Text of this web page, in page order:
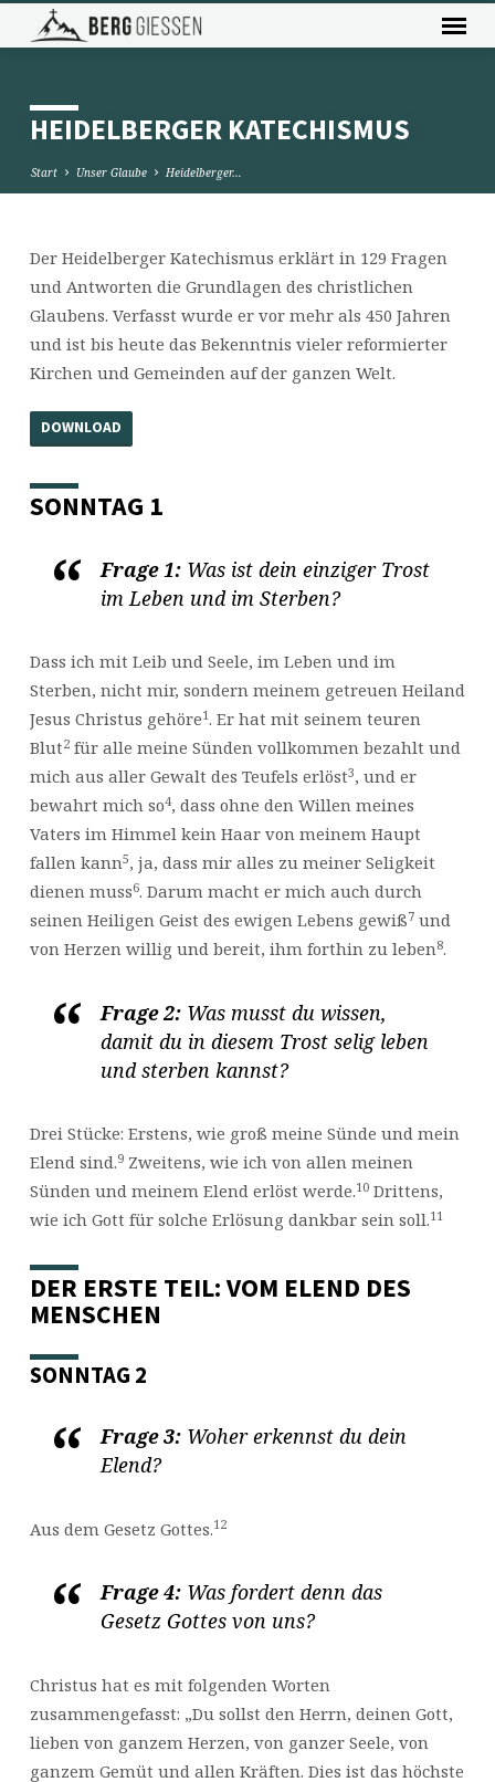
HEIDELBERGER KATECHISMUS
Start Unser Glaube Heidelberger…
HEIDELBERGER
KATECHISMUS
Der Heidelberger Katechismus erklärt in 129 Fragen
und Antworten die Grundlagen des christlichen
Glaubens. Verfasst wurde er vor mehr als 450 Jahren
und ist bis heute das Bekenntnis vieler reformierter
Kirchen und Gemeinden auf der ganzen Welt.
DOWNLOAD
SONNTAG 1
Frage 1:Was ist dein einziger Trost
im Leben und im Sterben?
Dass ich mit Leib und Seele, im Leben und im
Sterben, nicht mir, sondern meinem getreuen Heiland
Jesus Christus gehöre1. Er hat mit seinem teuren
Blut2für alle meine Sünden vollkommen bezahlt und
mich aus aller Gewalt des Teufels erlöst3, und er
bewahrt mich so4, dass ohne den Willen meines
Vaters im Himmel kein Haar von meinem Haupt
fallen kann5, ja, dass mir alles zu meiner Seligkeit
dienen muss6. Darum macht er mich auch durch
seinen Heiligen Geist des ewigen Lebens gewiß7und
von Herzen willig und bereit, ihm forthin zu leben8.
Frage 2:Was musst du wissen,
damit du in diesem Trost selig leben
und sterben kannst?
Drei Stücke: Erstens, wie groß meine Sünde und mein
Elend sind.9Zweitens, wie ich von allen meinen
Sünden und meinem Elend erlöst werde.10Drittens,
wie ich Gott für solche Erlösung dankbar sein soll.11
DER ERSTE TEIL: VOM ELEND DES
MENSCHEN
SONNTAG 2
Frage 3:Woher erkennst du dein
Elend?
Aus dem Gesetz Gottes.12
Frage 4:Was fordert denn das
Gesetz Gottes von uns?
Christus hat es mit folgenden Worten
zusammengefasst: „Du sollst den Herrn, deinen Gott,
lieben von ganzem Herzen, von ganzer Seele, von
ganzem Gemüt und allen Kräften. Dies ist das höchste